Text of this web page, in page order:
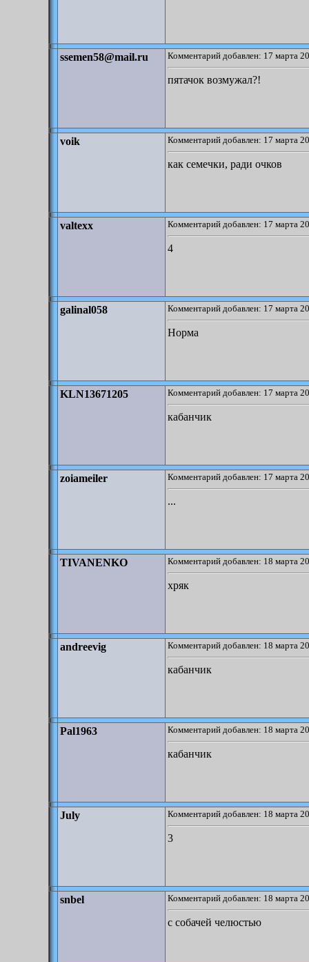
ssemen58@mail.ru Комментарий добавлен: 17 марта
пятачок возмужал?!
voik Комментарий добавлен: 17 марта
как семечки, ради очков
valtexx Комментарий добавлен: 17 марта
4
galinal058 Комментарий добавлен: 17 марта
Норма
KLN13671205 Комментарий добавлен: 17 марта
кабанчик
zoiameiler Комментарий добавлен: 17 марта
...
TIVANENKO Комментарий добавлен: 18 марта
хряк
andreevig Комментарий добавлен: 18 марта
кабанчик
Pal1963 Комментарий добавлен: 18 марта
кабанчик
July Комментарий добавлен: 18 марта
3
snbel Комментарий добавлен: 18 марта
с собачей челюстью